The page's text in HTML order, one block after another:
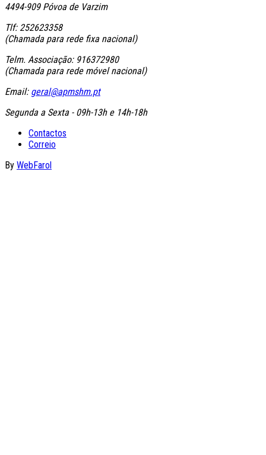
4494-909 Póvoa de Varzim
Tlf: 252623358
(Chamada para rede fixa nacional)
Telm. Associação: 916372980
(Chamada para rede móvel nacional)
Email: geral@apmshm.pt
Segunda a Sexta - 09h-13h e 14h-18h
Contactos
Correio
By WebFarol